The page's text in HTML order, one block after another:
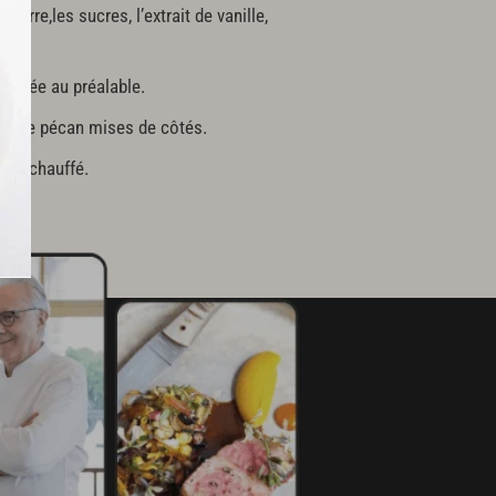
sucres, l’extrait de vanille,
au préalable.
de pécan mises de côtés.
préchauffé.